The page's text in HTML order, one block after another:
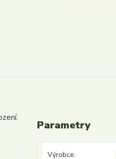
Parametry
Výrobce